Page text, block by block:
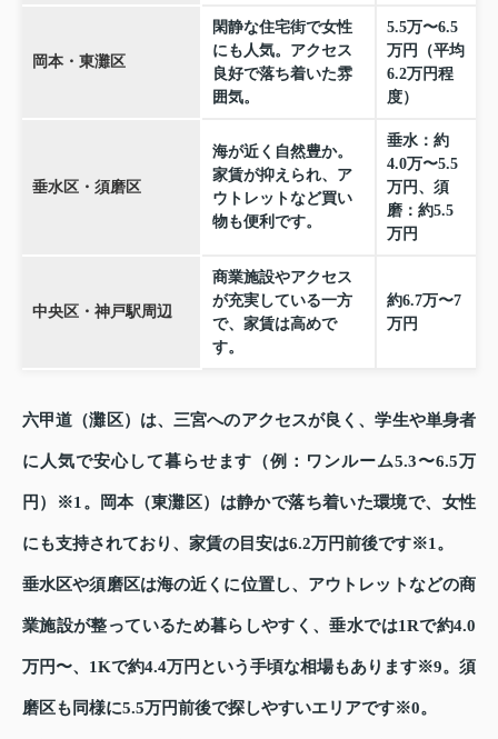
岡本・東灘区
閑静な住宅街で女性
にも人気。アクセス
良好で落ち着いた雰
囲気。
5.5万〜6.5
万円（平均
6.2万円程
度）
垂水区・須磨区
海が近く自然豊か。
家賃が抑えられ、ア
ウトレットなど買い
物も便利です。
垂水：約
4.0万〜5.5
万円、須
磨：約5.5
万円
中央区・神戸駅周辺
商業施設やアクセス
が充実している一方
で、家賃は高めで
す。
約6.7万〜7
万円
六甲道（灘区）は、三宮へのアクセスが良く、学生や単身者
に人気で安心して暮らせます（例：ワンルーム5.3〜6.5万
円）※1。岡本（東灘区）は静かで落ち着いた環境で、女性
にも支持されており、家賃の目安は6.2万円前後です※1。
垂水区や須磨区は海の近くに位置し、アウトレットなどの商
業施設が整っているため暮らしやすく、垂水では1Rで約4.0
万円〜、1Kで約4.4万円という手頃な相場もあります※9。須
磨区も同様に5.5万円前後で探しやすいエリアです※0。